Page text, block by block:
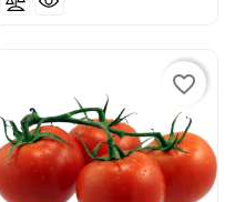
favorite_border